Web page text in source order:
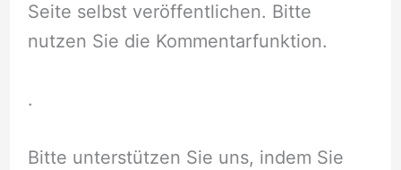
Seite selbst veröffentlichen. Bitte
nutzen Sie die Kommentarfunktion.
.
Bitte unterstützen Sie uns, indem Sie